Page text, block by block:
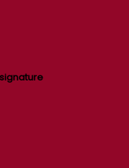
signature